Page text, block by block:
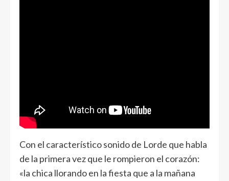
Con el característico sonido de Lorde que habla
de la primera vez que le rompieron el corazón:
«la chica llorando en la fiesta que a la mañana